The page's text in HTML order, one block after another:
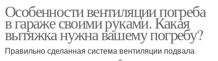
Вентиляция в погребе Погреб в гараже
Особенности вентиляции погреба
в гараже своими руками. Какая
вытяжка нужна вашему погребу?
Правильно сделанная система вентиляции подвала